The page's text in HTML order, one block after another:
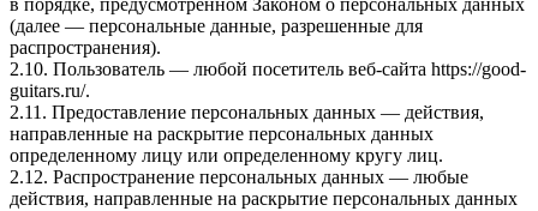
в порядке, предусмотренном Законом о персональных данных
(далее — персональные данные, разрешенные для
распространения).
2.10. Пользователь — любой посетитель веб-сайта https://good-
guitars.ru/.
2.11. Предоставление персональных данных — действия,
направленные на раскрытие персональных данных
определенному лицу или определенному кругу лиц.
2.12. Распространение персональных данных — любые
действия, направленные на раскрытие персональных данных